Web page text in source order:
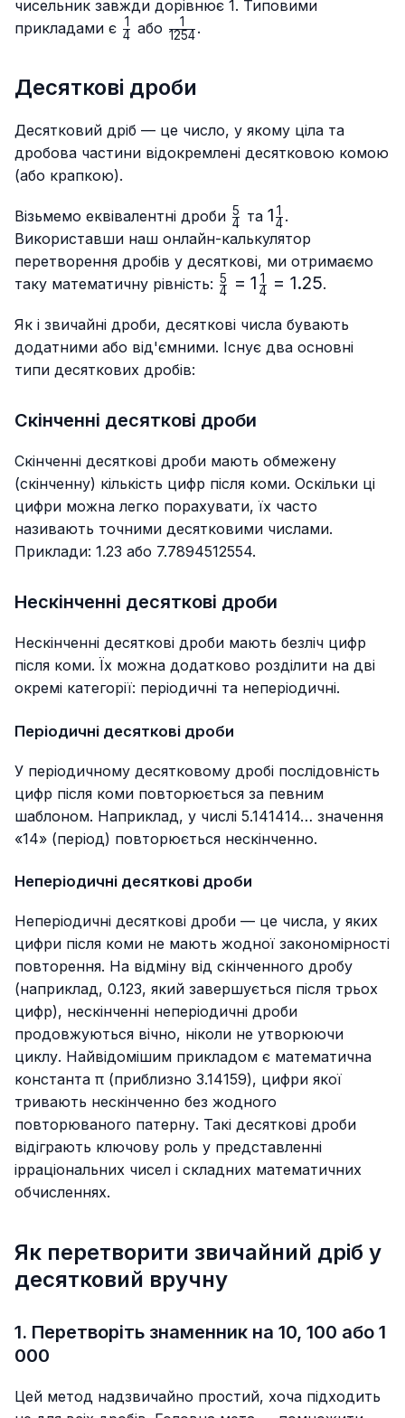
чисельник завжди дорівнює 1. Типовими
прикладами є \frac{1}
4
1 або \frac{1}
1254
1 .
Десяткові дроби
Десятковий дріб — це число, у якому ціла та
дробова частини відокремлені десятковою комою
(або крапкою).
Візьмемо еквівалентні дроби \frac{5}
{4}
4
5 та 1\frac{1}
{4}
14
1 .
Використавши наш онлайн-калькулятор
перетворення дробів у десяткові, ми отримаємо
таку математичну рівність: \frac{5}
{4}=1.25
4
5 = 1 4
1 = 1.25.
Як і звичайні дроби, десяткові числа бувають
додатними або від'ємними. Існує два основні
типи десяткових дробів:
Скінченні десяткові дроби
Скінченні десяткові дроби мають обмежену
(скінченну) кількість цифр після коми. Оскільки ці
цифри можна легко порахувати, їх часто
називають точними десятковими числами.
Приклади: 1.23 або 7.7894512554.
Нескінченні десяткові дроби
Нескінченні десяткові дроби мають безліч цифр
після коми. Їх можна додатково розділити на дві
окремі категорії: періодичні та неперіодичні.
Періодичні десяткові дроби
У періодичному десятковому дробі послідовність
цифр після коми повторюється за певним
шаблоном. Наприклад, у числі 5.141414… значення
«14» (період) повторюється нескінченно.
Неперіодичні десяткові дроби
Неперіодичні десяткові дроби — це числа, у яких
цифри після коми не мають жодної закономірності
повторення. На відміну від скінченного дробу
(наприклад, 0.123, який завершується після трьох
цифр), нескінченні неперіодичні дроби
продовжуються вічно, ніколи не утворюючи
циклу. Найвідомішим прикладом є математична
константа π (приблизно 3.14159), цифри якої
тривають нескінченно без жодного
повторюваного патерну. Такі десяткові дроби
відіграють ключову роль у представленні
ірраціональних чисел і складних математичних
обчисленнях.
Як перетворити звичайний дріб у
десятковий вручну
1. Перетворіть знаменник на 10, 100 або 1
000
Цей метод надзвичайно простий, хоча підходить